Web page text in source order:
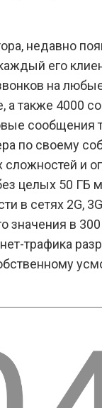
недавно
его
на
а также 4000
сообщения
по своему
и
целых 50 ГБ
в сетях 2G, 3G
значения в
трафика